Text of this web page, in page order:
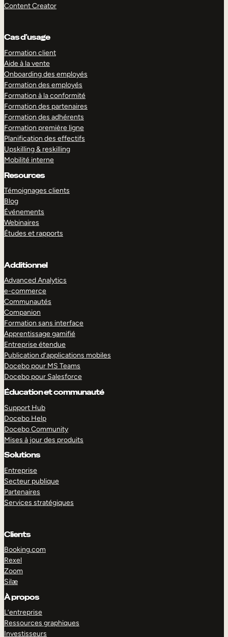
Content Creator
Cas d’usage
Formation client
Aide à la vente
Onboarding des employés
Formation des employés
Formation à la conformité
Formation des partenaires
Formation des adhérents
Formation première ligne
Planification des effectifs
Upskilling & reskilling
Mobilité interne
Resources
Témoignages clients
Blog
Événements
Webinaires
Études et rapports
Additionnel
Advanced Analytics
e-commerce
Communautés
Companion
Formation sans interface
Apprentissage gamifié
Entreprise étendue
Publication d’applications mobiles
Docebo pour MS Teams
Docebo pour Salesforce
Éducation et communauté
Support Hub
Docebo Help
Docebo Community
Mises à jour des produits
Solutions
Entreprise
Secteur publique
Partenaires
Services stratégiques
Clients
Booking.com
Rexel
Zoom
Silæ
À propos
L’entreprise
Ressources graphiques
Investisseurs